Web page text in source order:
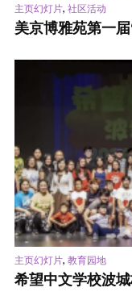
主页幻灯片, 社区活动
美京博雅苑第一
主页幻灯片, 教育园地
希望中文学校波